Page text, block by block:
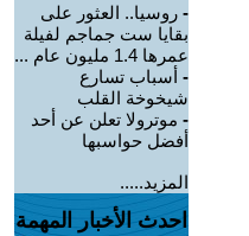
- روسيا.. العثور على
بقايا ست جماجم لفيلة
عمرها 1.4 مليون عام ...
- أسباب تسارع
شيخوخة القلب
- موترولا تعلن عن أحد
أفضل حواسبها
المزيد.....
احدث الأخبار المهمة